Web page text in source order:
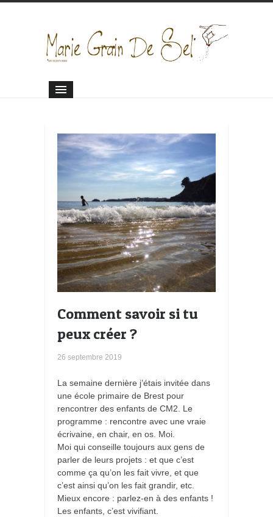
Comment savoir si tu
peux créer ?
26 septembre 2019
La semaine dernière j’étais invitée dans
une école primaire de Brest pour
rencontrer des enfants de CM2. Le
programme : rencontre avec une vraie
écrivaine, en chair, en os. Moi.
Moi qui conseille toujours aux gens de
parler de leurs projets : et que c’est
comme ça qu’on les fait vivre, et que
c’est ainsi qu’on les fait grandir, etc.
Mieux encore : parlez-en à des enfants !
Les enfants, c’est vivifiant.